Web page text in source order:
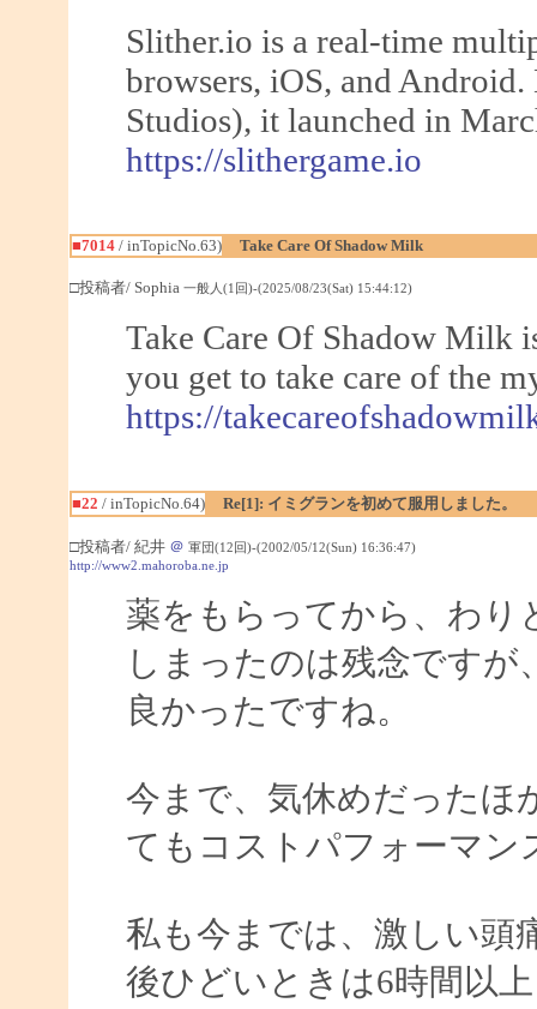
Slither.io is a real-time
browsers, iOS, and
Studios), it launched in
https://slithergame.io
■7014/ inTopicNo.63) Take Care Of Shadow Milk
□投稿者/ Sophia 一般人(1回)-(2025/08/23(Sat) 15:44:12)
Take Care Of Shadow Milk
you get to take care of the
https://
■22 / inTopicNo.64) Re[1]: イミグランを初めて服用しました。
□投稿者/ 紀井 ＠ 軍団(12回)-(2002/05/12(Sun) 16:36:47)
http://www2.mahoroba.ne.jp
薬をもらってから、わり
しまったのは残念です
良かったですね。
今まで、気休めだったほ
てもコストパフォーマン
私も今までは、激しい頭
後ひどいときは6時間以